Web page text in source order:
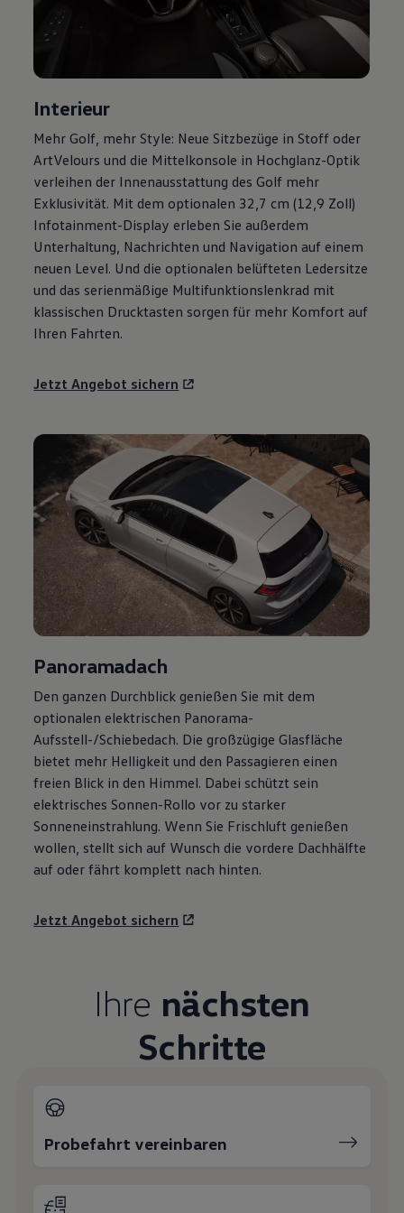
Motorenöl und Flüssigkeiten
Pannen- und Unfallhilfe
Economy Service
Volkswagen Teile
Modellspezifisches Zubehör
Transport
Entertainment und Elektronik
Individualisieren
Wallbox und Ladekabel
Digitale Extras
Dienste für Ihr Modell finden
Volkswagen Apps, Login und Shop
Handy und Fahrzeug verbinden
Updates für Software, Karten und Radio
Über Ihr Auto
Vorgängermodelle
Kundeninformationen
Volkswagen Kundenbetreuung
Digitale Betriebsanleitung
Lifestyle
Transport
Familie
Elektromobilität
Volkswagen R
Pannen- und Unfallhilfe
Volkswagen Kundenbetreuung
Interieur
Mehr Golf , mehr Style: Neue Sitzbezüge in Stoff oder
ArtVelours und die Mittelkonsole in Hochglanz-Optik
verleihen der Innenausstattung des Golf mehr
Exklusivität. Mit dem optionalen 32,7 cm (12,9 Zoll)
Infotainment-Display erleben Sie außerdem
Unterhaltung, Nachrichten und Navigation auf einem
neuen Level. Und die optionalen belüfteten Ledersitze
und das serienmäßige Multifunktionslenkrad mit
klassischen Drucktasten sorgen für mehr Komfort auf
Ihren Fahrten.
Jetzt Angebot sichern
Panoramadach
Den ganzen Durchblick genießen Sie mit dem
optionalen elektrischen Panorama-
Aufsstell-/Schiebedach. Die großzügige Glasfläche
bietet mehr Helligkeit und den Passagieren einen
freien Blick in den Himmel. Dabei schützt sein
elektrisches Sonnen-Rollo vor zu starker
Sonneneinstrahlung. Wenn Sie Frischluft genießen
wollen, stellt sich auf Wunsch die vordere Dachhälfte
auf oder fährt komplett nach hinten.
Jetzt Angebot sichern
Ihre nächsten
Schritte
Probefahrt vereinbaren